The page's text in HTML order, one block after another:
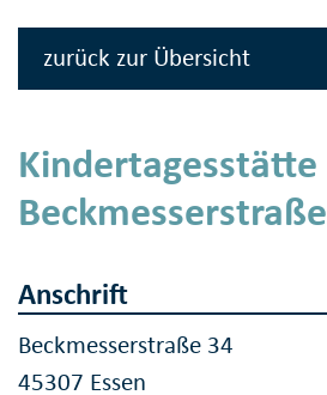
zurück zur Übersicht
Kindertagesstätte
Beckmesserstraße
Anschrift
Beckmesserstraße 34
45307 Essen